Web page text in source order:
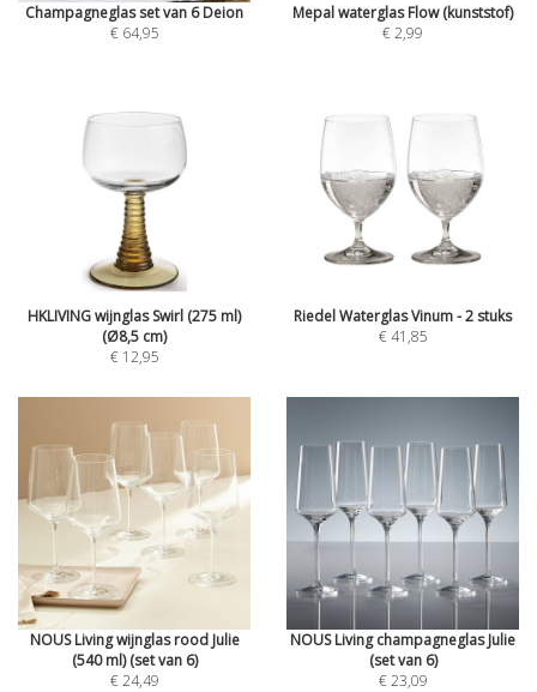
Champagneglas set van 6 Deion
€ 64,95
Mepal waterglas Flow (kunststof)
€ 2,99
HKLIVING wijnglas Swirl (275 ml)
(Ø8,5 cm)
€ 12,95
Riedel Waterglas Vinum - 2 stuks
€ 41,85
NOUS Living wijnglas rood Julie
(540 ml) (set van 6)
€ 24,49
NOUS Living champagneglas Julie
(set van 6)
€ 23,09